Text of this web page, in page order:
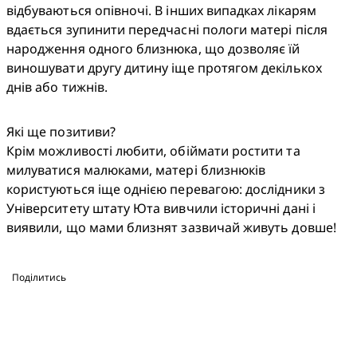
відбуваються опівночі. В інших випадках лікарям
вдається зупинити передчасні пологи матері після
народження одного близнюка, що дозволяє їй
виношувати другу дитину іще протягом декількох
днів або тижнів.
Які ще позитиви?
Крім можливості любити, обіймати ростити та
милуватися малюками, матері близнюків
користуються іще однією перевагою: дослідники з
Університету штату Юта вивчили історичні дані і
виявили, що мами близнят зазвичай живуть довше!
Поділитись